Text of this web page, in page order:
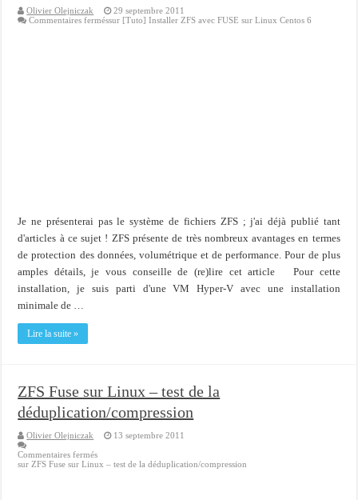
Olivier Olejniczak
29 septembre 2011
Commentaires ferméssur [Tuto] Installer ZFS avec FUSE sur Linux Centos 6
Je ne présenterai pas le système de fichiers ZFS ; j'ai déjà publié tant
d'articles à ce sujet ! ZFS présente de très nombreux avantages en termes
de protection des données, volumétrique et de performance. Pour de plus
amples détails, je vous conseille de (re)lire cet article Pour cette
installation, je suis parti d'une VM Hyper-V avec une installation
minimale de …
Lire la suite »
ZFS Fuse sur Linux – test de la
déduplication/compression
Olivier Olejniczak
13 septembre 2011
Commentaires fermés
sur ZFS Fuse sur Linux – test de la déduplication/compression